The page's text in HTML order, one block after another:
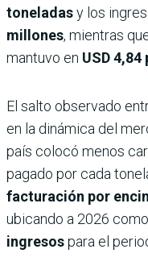
toneladasy los
millones, mientras
mantuvo en USD
El salto observado
en la dinámica del
país colocó menos
pagado por cada
facturación por
ubicando a 2026 como
ingresospara el